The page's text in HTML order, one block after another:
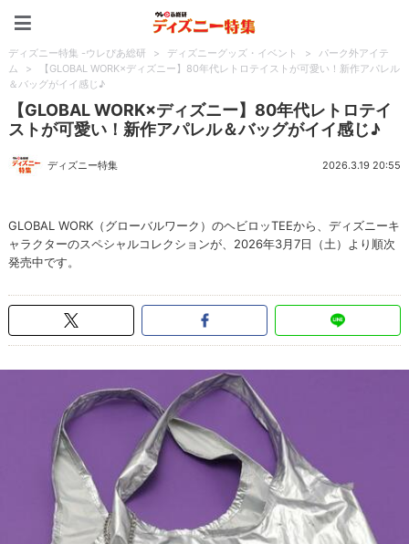
ディズニー特集 -ウレぴあ総研 > ディズニーグッズ・イベント >
パーク外アイテ
ム
>
【GLOBAL WORK×ディズニー】80年代レトロテイストが可愛い！新作アパレル
＆バッグがイイ感じ♪
【GLOBAL WORK×ディズニー】80年代レトロテイ
ストが可愛い！新作アパレル＆バッグがイイ感じ♪
ディズニー特集 2026.3.19 20:55
GLOBAL WORK（グローバルワーク）のヘビロッTEEから、ディズニーキ
ャラクターのスペシャルコレクションが、2026年3月7日（土）より順次
発売中です。